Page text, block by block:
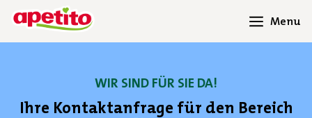
Menu
Ihre Kontaktanfrage für den Bereich
WIR SIND FÜR SIE DA!